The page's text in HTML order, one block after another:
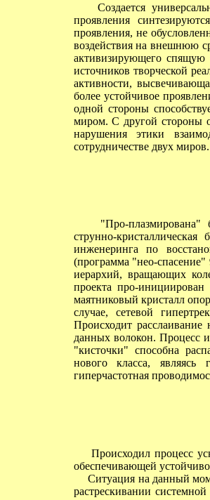
Создается
проявления
проявления, не
воздействия на внешнюю
активизирующего спящую
источников творческой
активности,
более устойчивое
одной стороны
миром. С другой стороны
нарушения этики
сотрудничестве двух миров.
"Про-плазмирована"
струнно-
инженеринга по
(программа "нео-
иерархий, вращающих
проекта про-инициирован
маятниковый кристалл
случае, сетевой
Происходит
данных волокон. Процесс
"кисточки" способна
нового класса, являясь
гиперчастотная
Происходил процесс
обеспечивающей
Ситуация на данный
растрескивании